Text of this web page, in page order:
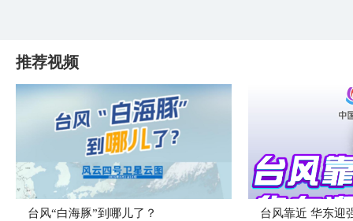
推荐视频
台风“白海豚”到哪儿了？ 台风靠近 华东迎